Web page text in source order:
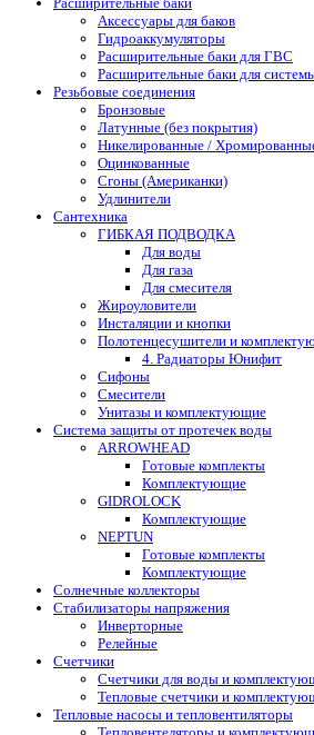
Аксессуары для баков
Гидроаккумуляторы
Расширительные баки для ГВС
Расширительные баки для
Резьбовые соединения
Бронзовые
Латунные (без покрытия)
Никелированные /
Оцинкованные
Сгоны (Американки)
Удлинители
Сантехника
ГИБКАЯ ПОДВОДКА
Для воды
Для газа
Для смесителя
Жироуловители
Инсталяции и кнопки
Полотенцесушители и
4. Радиаторы Юнифит
Сифоны
Смесители
Унитазы и комплектующие
Система защиты от протечек воды
ARROWHEAD
Готовые комплекты
Комплектующие
GIDROLOCK
Комплектующие
NEPTUN
Готовые комплекты
Комплектующие
Солнечные коллекторы
Стабилизаторы напряжения
Инверторные
Релейные
Счетчики
Счетчики для воды и
Тепловые счетчики и
Тепловые насосы и тепловентиляторы